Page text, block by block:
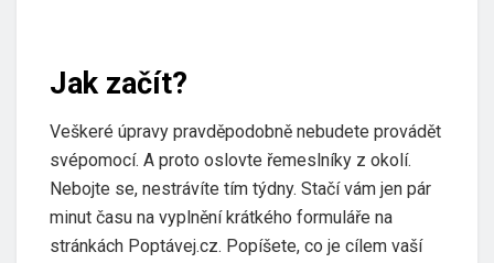
Jak začít?
Veškeré úpravy pravděpodobně nebudete provádět
svépomocí. A proto oslovte řemeslníky z okolí.
Nebojte se, nestrávíte tím týdny. Stačí vám jen pár
minut času na vyplnění krátkého formuláře na
stránkách Poptávej.cz. Popíšete, co je cílem vaší